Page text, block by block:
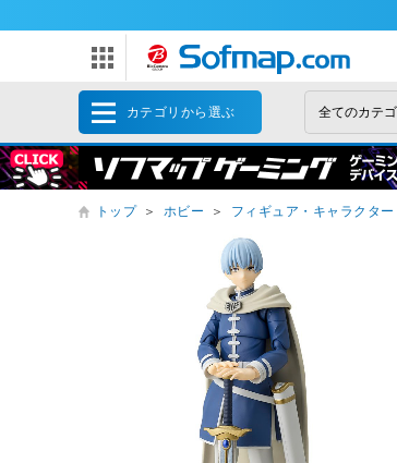
カテゴリから選ぶ
トップ ＞ ホビー ＞ フィギュア・キャラクター